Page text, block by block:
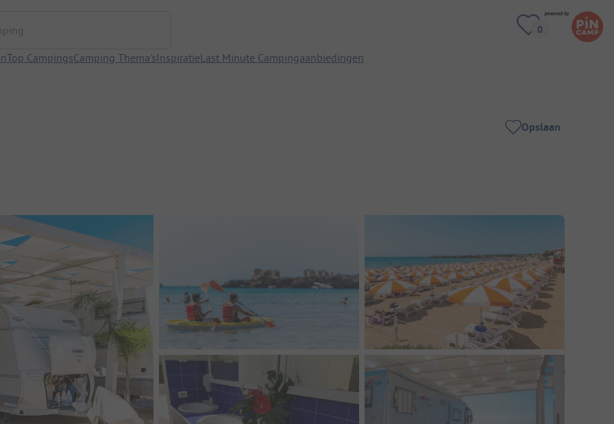
Top CampingsCamping Thema'sInspiratieLast Minute Campingaanbiedingen
Opslaan